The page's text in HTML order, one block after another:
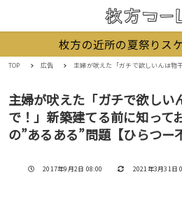
枚方の近所の夏祭りス
TOP 広告 主婦が吠えた「ガチで欲しいんは物干し部屋やで！」新築建てる前に知
主婦が吠えた「ガチで欲しい
で！」新築建てる前に知って
の”あるある”問題【ひらつー
投稿日
2017年9月2日 08:00 更新日
2021年3月31日